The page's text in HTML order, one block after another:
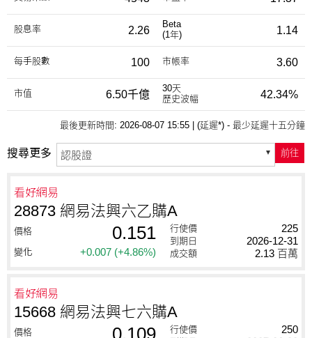
股息率 2.26
Beta
(1年)
1.14
每手股數 100 市帳率 3.60
市值 6.50千億
30天
歷史波幅
42.34%
最後更新時間: 2026-08-07 15:55 (延遲*) - 最少延遲十五分鐘
搜尋更多 前往
看好網易
28873 網易法興六乙購A
價格 0.151
變化 +0.007 (+4.86%)
行使價 225
到期日 2026-12-31
成交額 2.13 百萬
看好網易
15668 網易法興七六購A
價格 0.109 行使價 250